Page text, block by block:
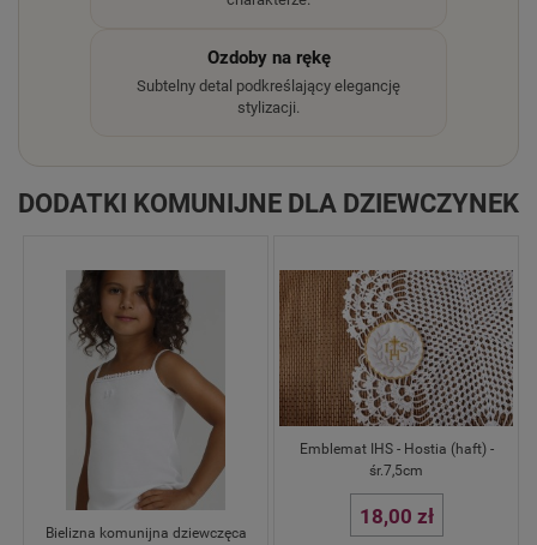
Ozdoby na rękę
Subtelny detal podkreślający elegancję
stylizacji.
DODATKI KOMUNIJNE DLA DZIEWCZYNEK
Bielizna komunijna dziewczęca
Emblemat IHS - Hostia (haft) -
śr.7,5cm
18,00 zł